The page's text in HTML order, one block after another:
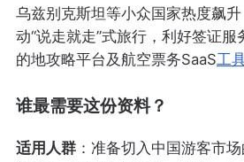
乌兹别克斯坦等小众国家热度飙
动“说走就走”式旅行，利好签证服
的地攻略平台及航空票务SaaS工
谁最需要这份资料？
适用人群：准备切入中国游客市